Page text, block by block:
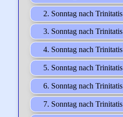
2. Sonntag nach Trinitatis
3. Sonntag nach Trinitatis
4. Sonntag nach Trinitatis
5. Sonntag nach Trinitatis
6. Sonntag nach Trinitatis
7. Sonntag nach Trinitatis